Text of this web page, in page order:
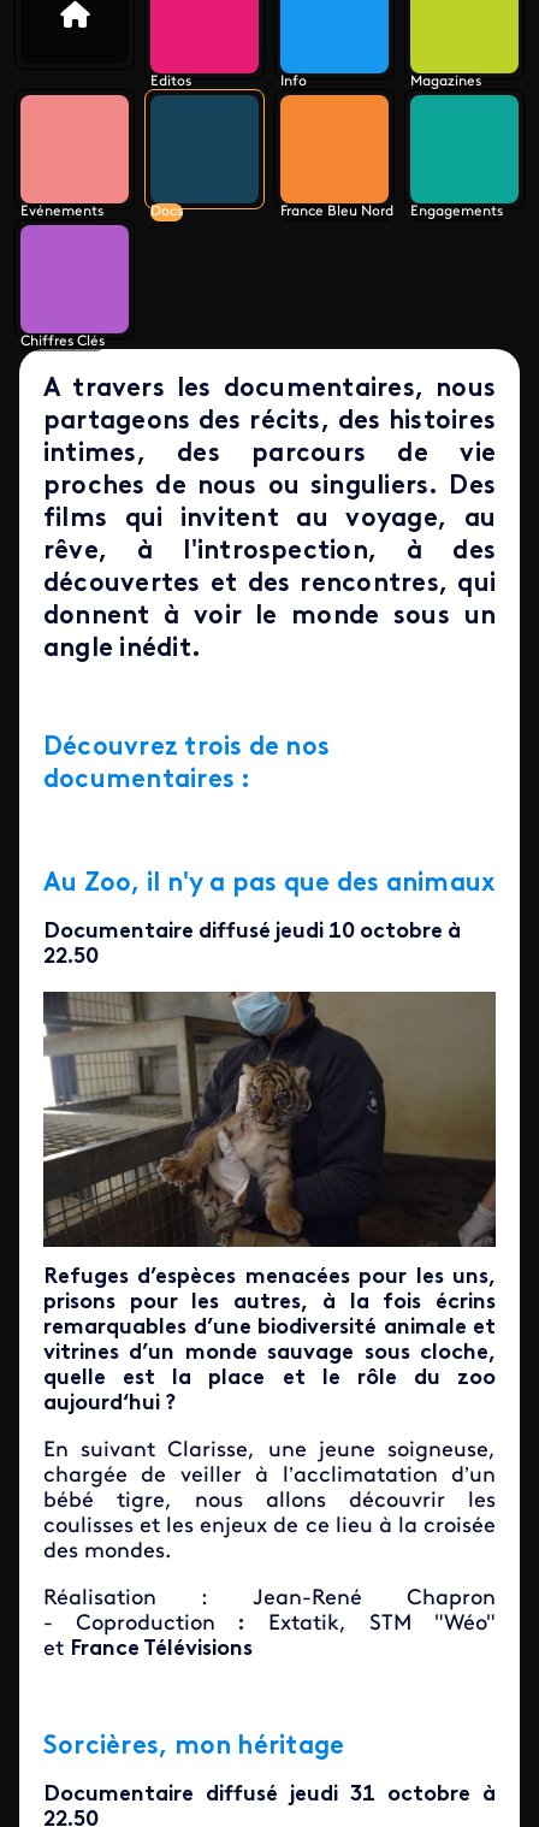
Editos Info Magazines
Evénements Docs France Bleu Nord Engagements
Chiffres Clés
A travers les documentaires, nous
partageons des récits, des histoires
intimes, des parcours de vie
proches de nous ou singuliers. Des
films qui invitent au voyage, au
rêve, à l'introspection, à des
découvertes et des rencontres, qui
donnent à voir le monde sous un
angle inédit.
Découvrez trois de nos
documentaires :
Au Zoo, il n'y a pas que des animaux
Documentaire diffusé jeudi 10 octobre à
22.50
Refuges d’espèces menacées pour les uns,
prisons pour les autres, à la fois écrins
remarquables d’une biodiversité animale et
vitrines d’un monde sauvage sous cloche,
quelle est la place et le rôle du zoo
aujourd‘hui ?
En suivant Clarisse, une jeune soigneuse,
chargée de veiller à l’acclimatation d’un
bébé tigre, nous allons découvrir les
coulisses et les enjeux de ce lieu à la croisée
des mondes.
Réalisation : Jean-René Chapron
- Coproduction :
Extatik, STM "Wéo"
et France Télévisions
Sorcières, mon héritage
Documentaire diffusé jeudi 31 octobre à
22.50